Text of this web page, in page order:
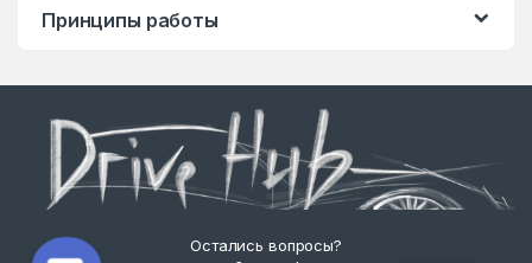
Принципы работы
Остались вопросы?